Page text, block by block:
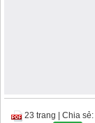
23 trang Chia sẻ: